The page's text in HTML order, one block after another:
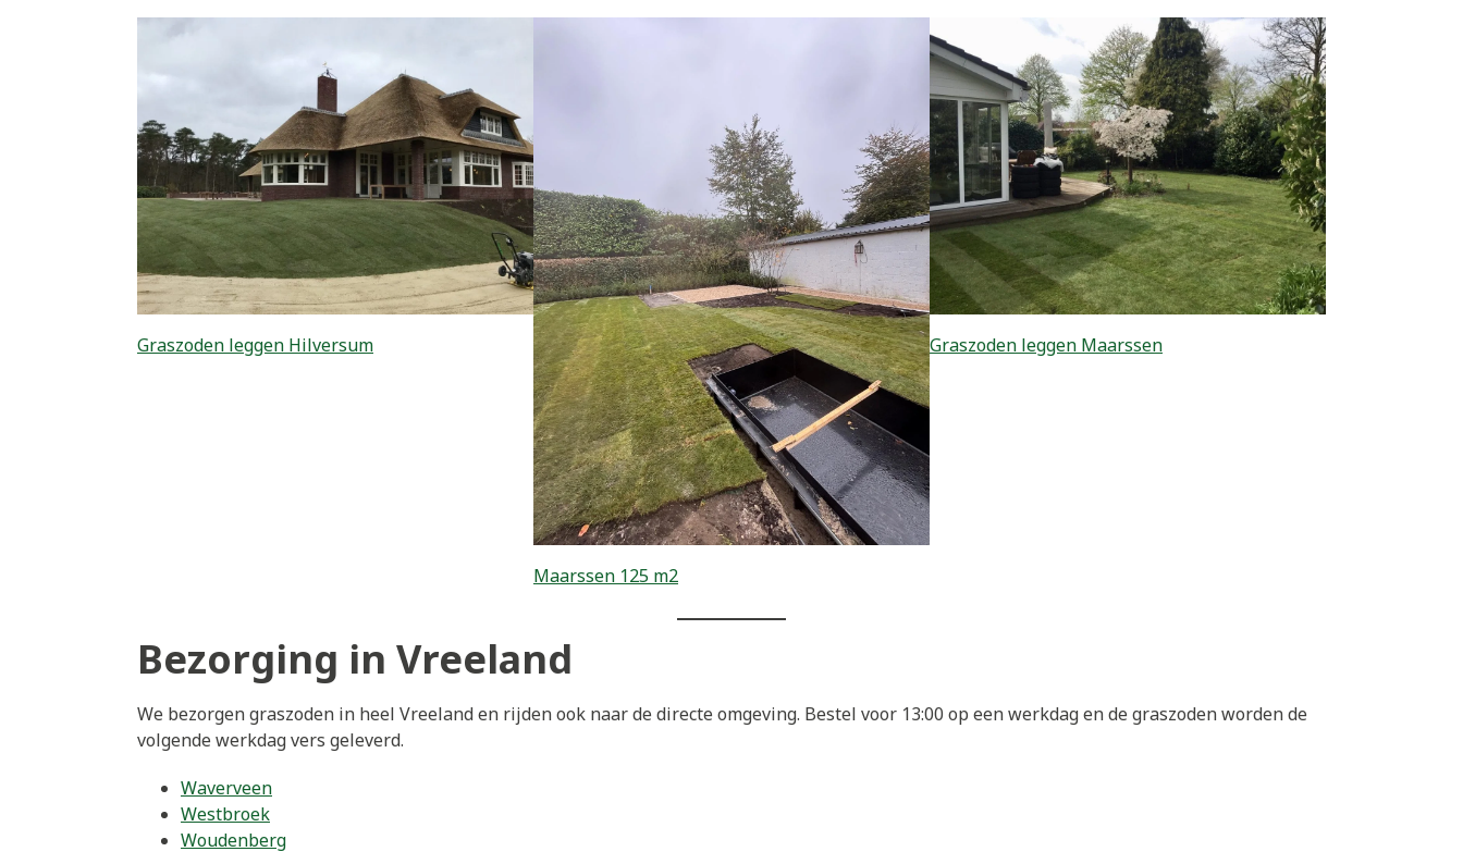
Graszoden leggen Hilversum
Maarssen 125 m2
Graszoden leggen Maarssen
Bezorging in Vreeland
We bezorgen graszoden in heel Vreeland en rijden ook naar de directe omgeving. Bestel voor 13:00 op een werkdag en de graszoden worden de
volgende werkdag vers geleverd.
Waverveen
Westbroek
Woudenberg